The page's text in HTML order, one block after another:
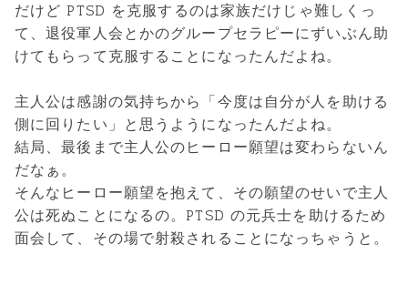
だけど PTSD を克服するのは家族だけじゃ難しくっ
て、退役軍人会とかのグループセラピーにずいぶん助
けてもらって克服することになったんだよね。
主人公は感謝の気持ちから「今度は自分が人を助ける
側に回りたい」と思うようになったんだよね。
結局、最後まで主人公のヒーロー願望は変わらないん
だなぁ。
そんなヒーロー願望を抱えて、その願望のせいで主人
公は死ぬことになるの。PTSD の元兵士を助けるため
面会して、その場で射殺されることになっちゃうと。